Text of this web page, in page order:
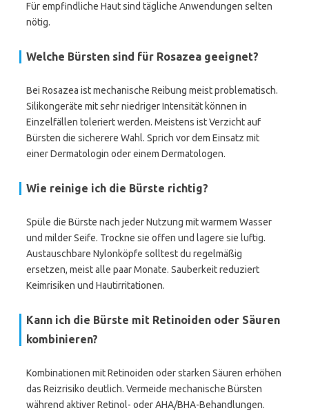
Für empfindliche Haut sind tägliche Anwendungen selten
nötig.
Welche Bürsten sind für Rosazea geeignet?
Bei Rosazea ist mechanische Reibung meist problematisch.
Silikongeräte mit sehr niedriger Intensität können in
Einzelfällen toleriert werden. Meistens ist Verzicht auf
Bürsten die sicherere Wahl. Sprich vor dem Einsatz mit
einer Dermatologin oder einem Dermatologen.
Wie reinige ich die Bürste richtig?
Spüle die Bürste nach jeder Nutzung mit warmem Wasser
und milder Seife. Trockne sie offen und lagere sie luftig.
Austauschbare Nylonköpfe solltest du regelmäßig
ersetzen, meist alle paar Monate. Sauberkeit reduziert
Keimrisiken und Hautirritationen.
Kann ich die Bürste mit Retinoiden oder Säuren
kombinieren?
Kombinationen mit Retinoiden oder starken Säuren erhöhen
das Reizrisiko deutlich. Vermeide mechanische Bürsten
während aktiver Retinol- oder AHA/BHA-Behandlungen.